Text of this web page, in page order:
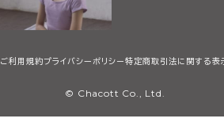
ご利用規約プライバシーポリシー特定商取引法に関する表
© Chacott Co., Ltd.